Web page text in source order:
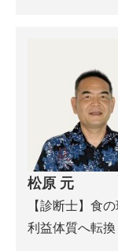
松原 元
【診断士】食
利益体質へ転換